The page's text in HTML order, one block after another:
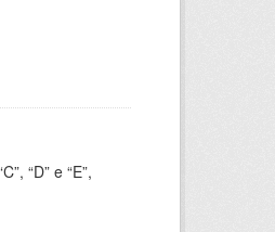
“D” e “E”,